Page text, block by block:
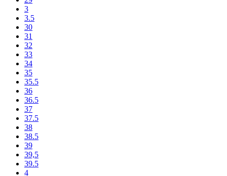
3
3.5
30
31
32
33
34
35
35.5
36
36.5
37
37.5
38
38.5
39
39,5
39.5
4